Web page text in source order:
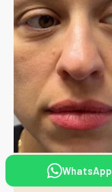
WhatsApp